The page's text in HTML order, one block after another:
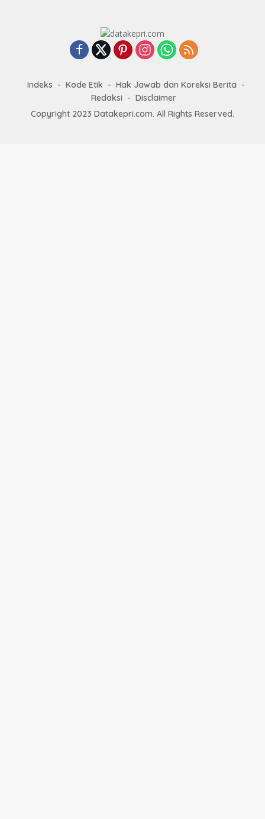
Indeks Kode Etik
Hak Jawab dan Koreksi Berita
Redaksi
Disclaimer
Copyright 2023 Datakepri.com. All Rights Reserved.